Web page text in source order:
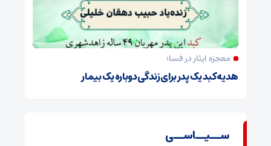
معجزه ایثار در فسا؛
هدیه کبد یک پدر برای زندگی دوباره یک بیمار
ســیــاســی